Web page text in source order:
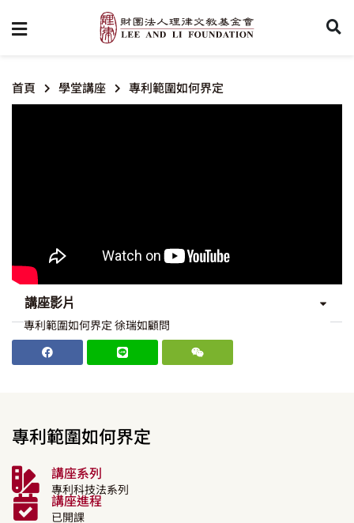
首頁 學堂講座 專利範圍如何界定
講座影片
專利範圍如何界定 徐瑞如顧問
專利範圍如何界定
講座系列
專利科技法系列
講座進程
已開課